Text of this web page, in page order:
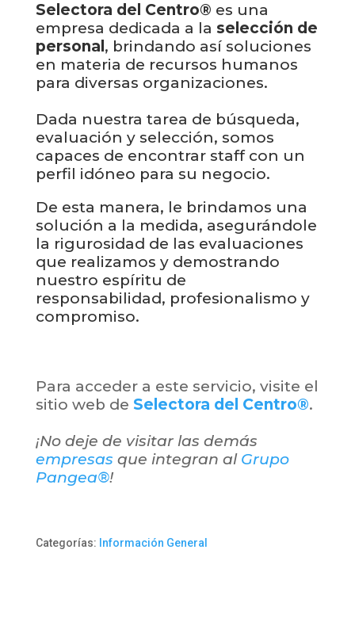
Selectora del Centro® es una
empresa dedicada a la selección de
personal , brindando así soluciones
en materia de recursos humanos
para diversas organizaciones.
Dada nuestra tarea de búsqueda,
evaluación y selección, somos
capaces de encontrar staff con un
perfil idóneo para su negocio.
De esta manera, le brindamos una
solución a la medida, asegurándole
la rigurosidad de las evaluaciones
que realizamos y demostrando
nuestro espíritu de
responsabilidad, profesionalismo y
compromiso.
Para acceder a este servicio, visite el
sitio web de Selectora del Centro®.
¡No deje de visitar las demás
empresas que integran al Grupo
Pangea®!
Categorías: Información General